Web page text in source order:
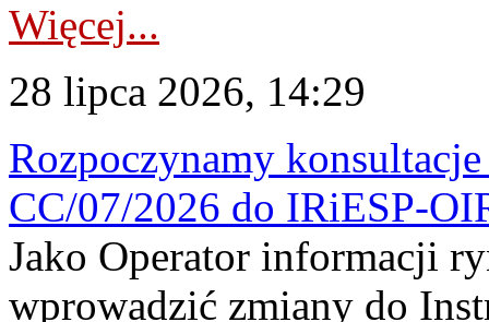
Więcej...
28 lipca 2026, 14:29
Rozpoczynamy
CC/07/2026 do IRiESP-
Jako Operator informacji
wprowadzić zmiany do